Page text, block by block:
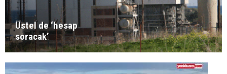
Üstel de ‘hesap
soracak’